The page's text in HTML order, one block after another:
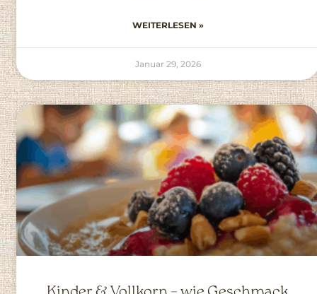
WEITERLESEN »
Januar 29, 2026